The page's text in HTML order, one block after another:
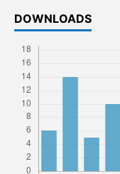
DOWNLOADS